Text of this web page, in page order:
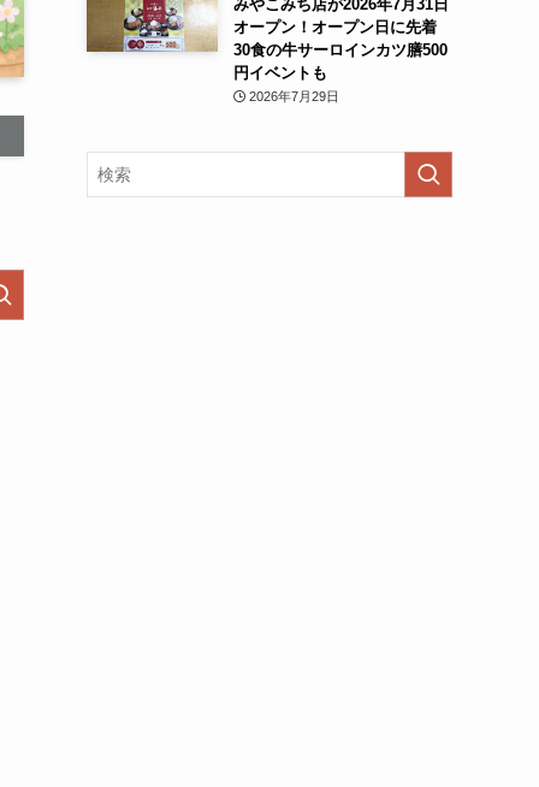
みやこみち店が2026年7月31日
オープン！オープン日に先着
30食の牛サーロインカツ膳500
円イベントも
2026年7月29日